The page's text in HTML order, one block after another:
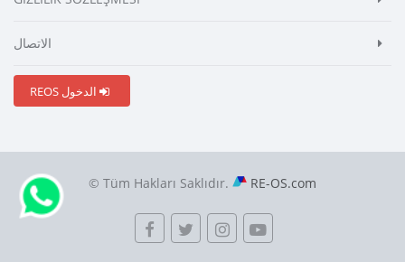
الاتصال
© Tüm Hakları Saklıdır. RE-OS.com